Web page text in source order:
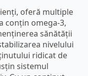
oferă multiple
conțin omega-3,
sănătății
nivelului
ridicat de
sistemul